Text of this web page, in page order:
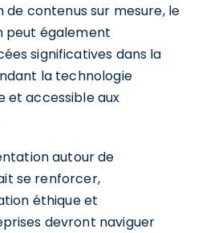
contenus sur mesure, le
peut également
significatives dans la
la technologie
et accessible aux
autour de
se renforcer,
éthique et
devront naviguer